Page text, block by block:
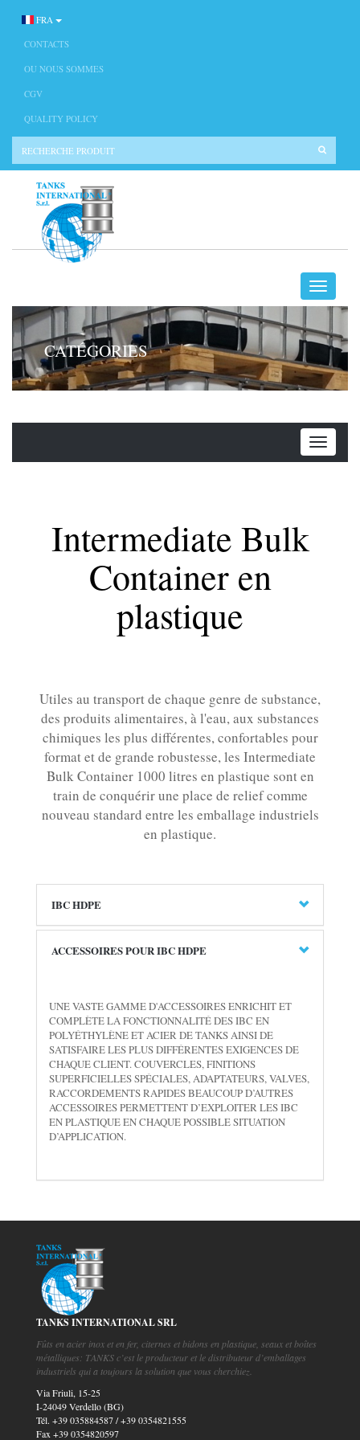
FRA
CONTACTS
OU NOUS SOMMES
CGV
QUALITY POLICY
CATÉGORIES
Intermediate Bulk
Container en
plastique
Utiles au transport de chaque genre de substance,
des produits alimentaires, à l'eau, aux substances
chimiques les plus différentes, confortables pour
format et de grande robustesse, les Intermediate
Bulk Container 1000 litres en plastique sont en
train de conquérir une place de relief comme
nouveau standard entre les emballage industriels
en plastique.
IBC HDPE
ACCESSOIRES POUR IBC HDPE
UNE VASTE GAMME D'ACCESSOIRES ENRICHIT ET
COMPLÈTE LA FONCTIONNALITÉ DES IBC EN
POLYÉTHYLÈNE ET ACIER DE TANKS AINSI DE
SATISFAIRE LES PLUS DIFFÉRENTES EXIGENCES DE
CHAQUE CLIENT. COUVERCLES, FINITIONS
SUPERFICIELLES SPÉCIALES, ADAPTATEURS, VALVES,
RACCORDEMENTS RAPIDES BEAUCOUP D’AUTRES
ACCESSOIRES PERMETTENT D’EXPLOITER LES IBC
EN PLASTIQUE EN CHAQUE POSSIBLE SITUATION
D’APPLICATION.
TANKS INTERNATIONAL SRL
Fûts en acier inox et en fer, citernes et bidons en plastique, seaux et boîtes
métalliques: TANKS c’est le producteur et le distributeur d’emballages
industriels qui a toujours la solution que vous cherchiez.
Via Friuli, 15-25
I-24049 Verdello (BG)
Tél. +39 035884587/+39 0354821555
Fax+39 0354820597